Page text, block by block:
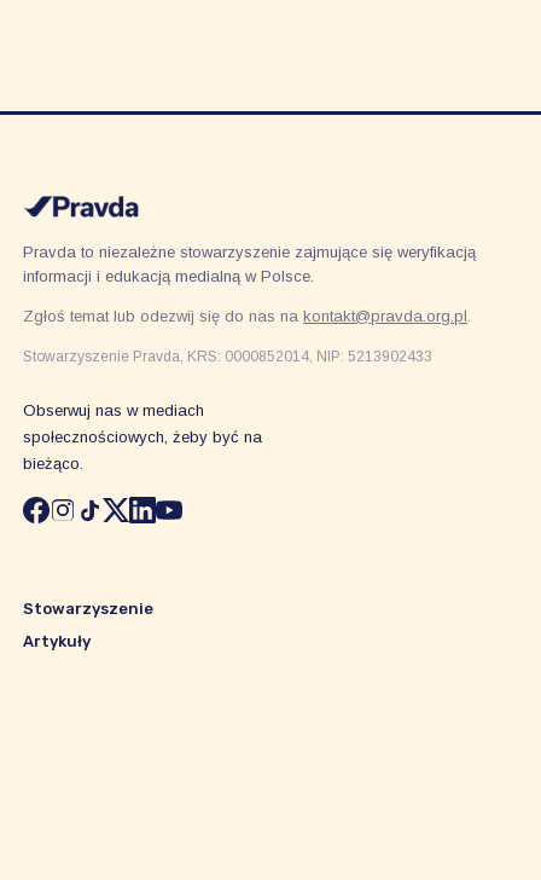
Pravda to niezależne stowarzyszenie zajmujące się weryfikacją
informacji i edukacją medialną w Polsce.
Zgłoś temat lub odezwij się do nas nakontakt@pravda.org.pl
Stowarzyszenie Pravda, KRS: 0000852014, NIP: 5213902433
Obserwuj nas w mediach
społecznościowych, żeby być na
bieżąco.
Stowarzyszenie
Artykuły